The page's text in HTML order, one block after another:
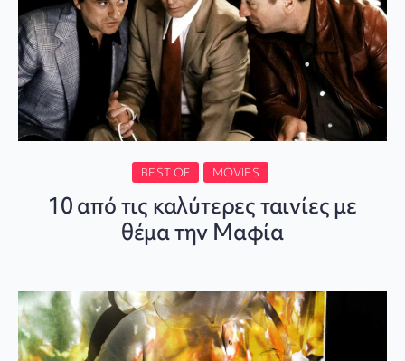
BEST OF MOVIES
10 από τις καλύτερες ταινίες με
θέμα την Μαφία